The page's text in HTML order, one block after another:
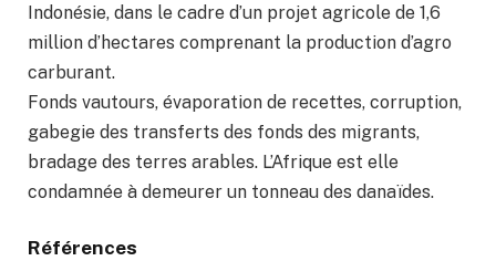
Indonésie, dans le cadre d’un projet agricole de 1,6
million d’hectares comprenant la production d’agro
carburant.
Fonds vautours, évaporation de recettes, corruption,
gabegie des transferts des fonds des migrants,
bradage des terres arables. L’Afrique est elle
condamnée à demeurer un tonneau des danaïdes.
Références